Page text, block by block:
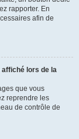
rapporter. En
afin de
lors de la
que vous
reprendre les
de contrôle de